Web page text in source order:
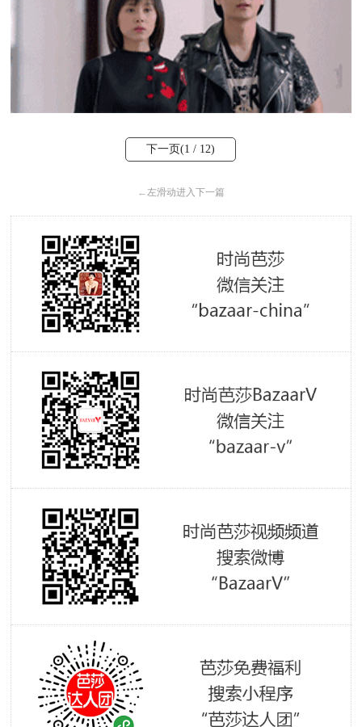
下一页(1 / 12)
← 左滑动进入下一篇